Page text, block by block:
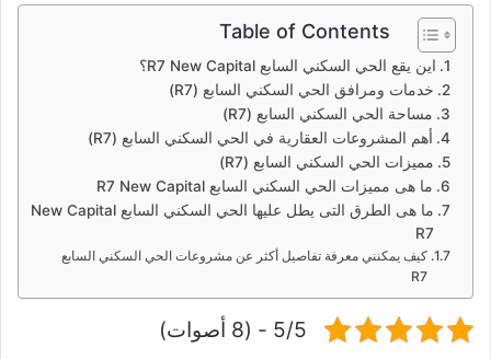
ر
و
ي
ا
Table of Contents
اين يقع الحي السكني السابع R7 New Capital؟
خدمات ومرافق الحي السكني السابع (R7)
مساحة الحي السكني السابع (R7)
أهم المشروعات العقارية في الحي السكني السابع (R7)
مميزات الحي السكني السابع (R7)
ما هى مميزات الحي السكني السابع R7 New Capital
ما هى الطرق التى يطل عليها الحي السكني السابع New Capital
R7
كيف يمكنني معرفة تفاصيل أكثر عن مشروعات الحي السكني السابع
R7
5/5 - (8 أصوات)